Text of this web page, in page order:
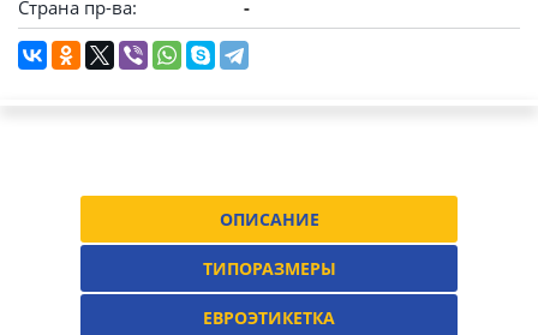
Страна пр-ва:
-
ОПИСАНИЕ
ТИПОРАЗМЕРЫ
ЕВРОЭТИКЕТКА